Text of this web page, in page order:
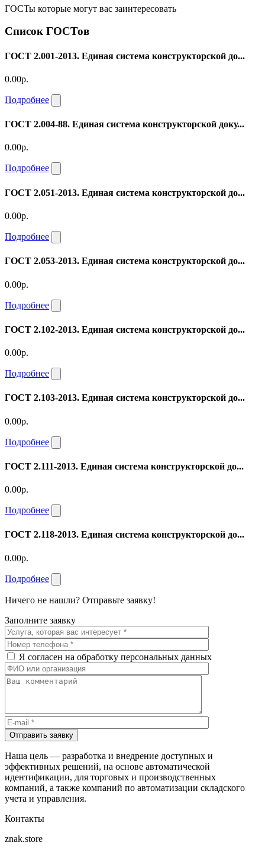
ГОСТы которые могут вас заинтересовать
Список ГОСТов
ГОСТ 2.001-2013. Единая система конструкторской до...
0.00р.
Подробнее
ГОСТ 2.004-88. Единая система конструкторской доку...
0.00р.
Подробнее
ГОСТ 2.051-2013. Единая система конструкторской до...
0.00р.
Подробнее
ГОСТ 2.053-2013. Единая система конструкторской до...
0.00р.
Подробнее
ГОСТ 2.102-2013. Единая система конструкторской до...
0.00р.
Подробнее
ГОСТ 2.103-2013. Единая система конструкторской до...
0.00р.
Подробнее
ГОСТ 2.111-2013. Единая система конструкторской до...
0.00р.
Подробнее
ГОСТ 2.118-2013. Единая система конструкторской до...
0.00р.
Подробнее
Ничего не нашли? Отправьте заявку!
Заполните заявку
Я согласен на обработку персональных данных
Отправить заявку
Наша цель — разработка и внедрение доступных и
эффективных решений, на основе автоматической
идентификации, для торговых и производственных
компаний, а также компаний по автоматизации складского
учета и управления.
Контакты
znak.store